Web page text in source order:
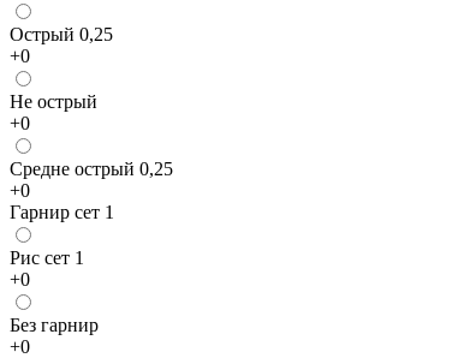
Острый 0,25
+0
Не острый
+0
Средне острый 0,25
+0
Гарнир сет 1
Рис сет 1
+0
Без гарнир
+0